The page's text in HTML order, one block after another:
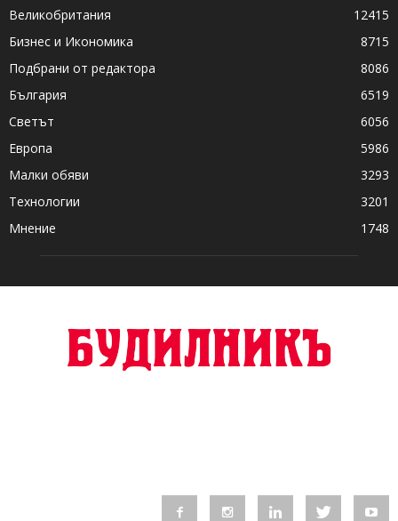
Великобритания
12415
Бизнес и Икономика
8715
Подбрани от редактора
8086
България
6519
Светът
6056
Европа
5986
Малки обяви
3293
Технологии
3201
Мнение
1748